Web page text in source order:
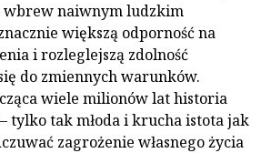
wbrew naiwnym ludzkim
większą odporność na
i rozleglejszą zdolność
do zmiennych warunków.
wiele milionów lat historia
tylko tak młoda i krucha istota jak
zagrożenie własnego życia